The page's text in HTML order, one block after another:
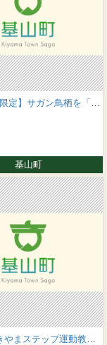
【基山町民限定】サガン鳥栖を「きやまんシート」で応援しよう！（9月開催分）
基山町
令和8年度きやまステップ運動教室の参加者募集！